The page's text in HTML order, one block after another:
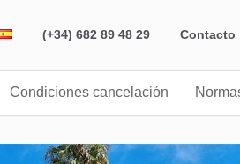
(+34) 682 89 48 29 Contacto
Condiciones cancelación